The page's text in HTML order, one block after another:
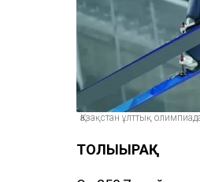
Қазақстан ұлттық
ТОЛЫҒЫРАҚ